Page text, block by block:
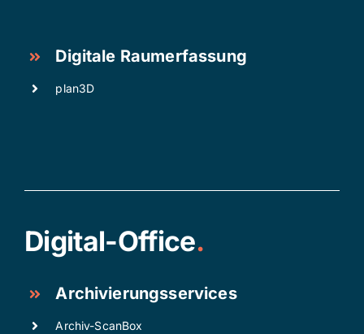
Digitale Raumerfassung
plan3D
Digital-Office.
Archivierungsservices
Archiv-ScanBox